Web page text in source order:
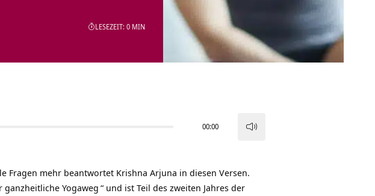
LESEZEIT: 0 MIN
00:00
Fragen mehr beantwortet Krishna Arjuna in diesen Versen.
ganzheitliche Yogaweg “ und ist Teil des zweiten Jahres der